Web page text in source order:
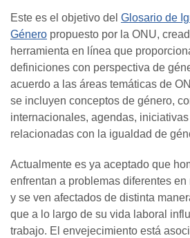
Este es el objetivo del Glosario de
Género propuesto por la ONU,
herramienta en línea que
definiciones con perspectiva de
acuerdo a las áreas temáticas de
se incluyen conceptos de género,
internacionales, agendas,
relacionadas con la igualdad de
Actualmente es ya aceptado que
enfrentan a problemas diferentes
y se ven afectados de distinta
que a lo largo de su vida laboral
trabajo. El envejecimiento está